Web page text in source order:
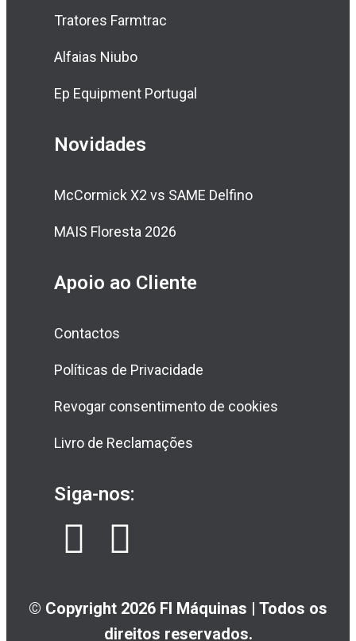
Tratores Farmtrac
Alfaias Niubo
Ep Equipment Portugal
Novidades
McCormick X2 vs SAME Delfino
MAIS Floresta 2026
Apoio ao Cliente
Contactos
Políticas de Privacidade
Revogar consentimento de cookies
Livro de Reclamações
Siga-nos:
© Copyright 2026 FI Máquinas | Todos os
direitos reservados.